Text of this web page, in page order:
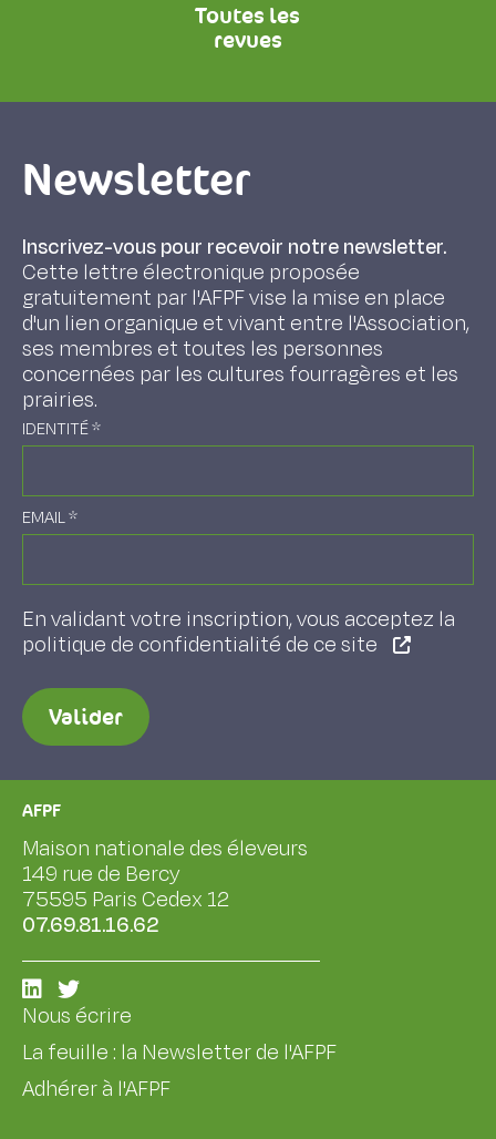
Toutes les
revues
Newsletter
Inscrivez-vous pour recevoir notre newsletter.
Cette lettre électronique proposée
gratuitement par l'AFPF vise la mise en place
d'un lien organique et vivant entre l'Association,
ses membres et toutes les personnes
concernées par les cultures fourragères et les
prairies.
IDENTITÉ*
EMAIL*
En validant votre inscription, vous acceptez la
politique de confidentialité de ce site
Valider
AFPF
Maison nationale des éleveurs
149 rue de Bercy
75595 Paris Cedex 12
07.69.81.16.62
Nous écrire
La feuille : la Newsletter de l'AFPF
Adhérer à l'AFPF